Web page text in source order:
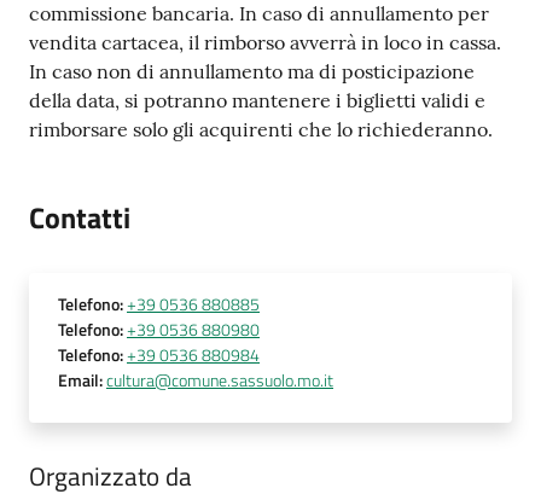
commissione bancaria. In caso di annullamento per
vendita cartacea, il rimborso avverrà in loco in cassa.
In caso non di annullamento ma di posticipazione
della data, si potranno mantenere i biglietti validi e
rimborsare solo gli acquirenti che lo richiederanno.
Contatti
Telefono:+39 0536 880885
Telefono:+39 0536 880980
Telefono:+39 0536 880984
Email:cultura@comune.sassuolo.mo.it
Organizzato da